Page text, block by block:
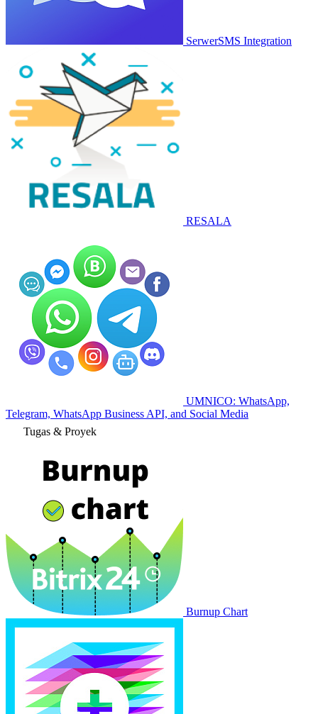
SerwerSMS Integration
RESALA
UMNICO: WhatsApp,
Telegram, WhatsApp Business API, and Social Media
Tugas & Proyek
Burnup Chart